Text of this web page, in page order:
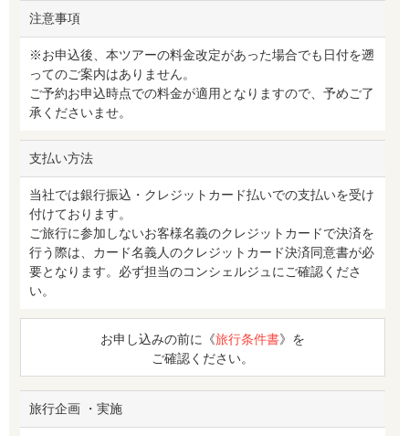
注意事項
※お申込後、本ツアーの料金改定があった場合でも日付を遡
ってのご案内はありません。
ご予約お申込時点での料金が適用となりますので、予めご了
承くださいませ。
支払い方法
当社では銀行振込・クレジットカード払いでの支払いを受け
付けております。
ご旅行に参加しないお客様名義のクレジットカードで決済を
行う際は、カード名義人のクレジットカード決済同意書が必
要となります。必ず担当のコンシェルジュにご確認くださ
い。
お申し込みの前に《旅行条件書》を
ご確認ください。
旅行企画 ・実施